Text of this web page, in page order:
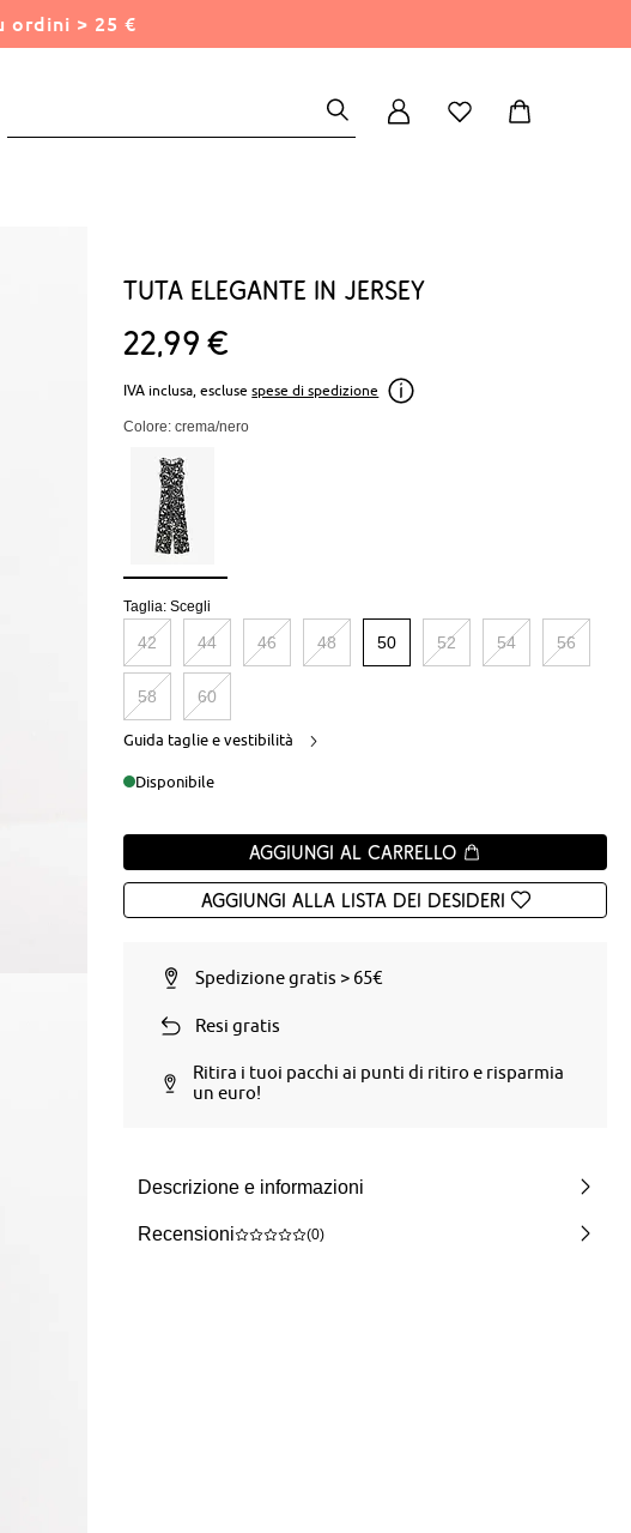
ordini > 25 €
Tuta elegante in jersey
22 99 €
IVA inclusa, escluse spese di spedizione
Colore: crema/nero
Taglia:Scegli
42 44 46 48 50 52 54 56
58 60
Guida taglie e vestibilità
Disponibile
Aggiungi al carrello
Aggiungi alla Lista dei desideri
Spedizione gratis > 65€
Resi gratis
Ritira i tuoi pacchi ai punti di ritiro e risparmia
un euro!
Descrizione e informazioni
Recensioni (0)